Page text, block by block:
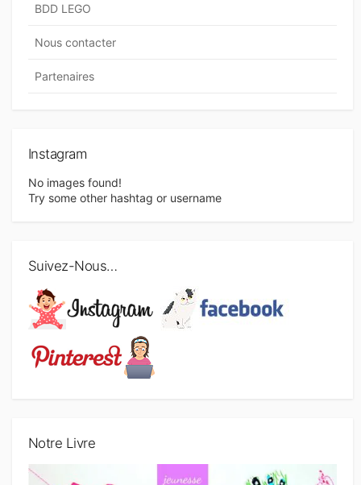
BDD LEGO
Nous contacter
Partenaires
Instagram
No images found!
Try some other hashtag or username
Suivez-Nous…
Notre Livre